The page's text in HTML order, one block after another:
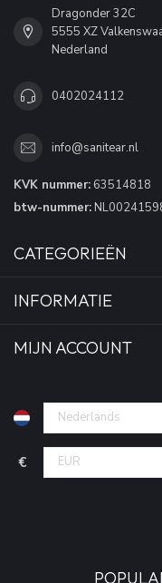
Dragonder 32C
5555 XZ
Nederland
0402024112
info@sanitear.nl
KVK nummer: 63514818
btw-nummer:
CATEGORIEËN
INFORMATIE
MIJN ACCOUNT
€